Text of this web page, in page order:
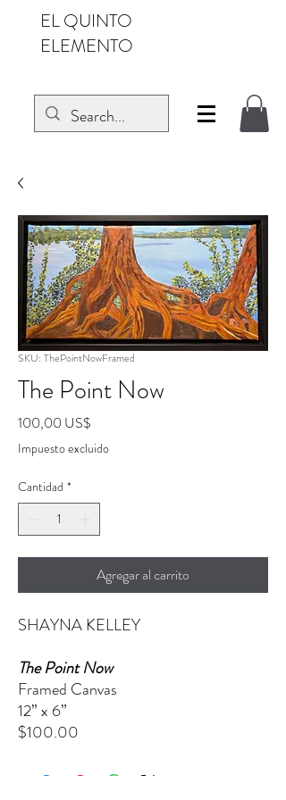
EL QUINTO
ELEMENTO
SKU: ThePointNowFramed
The Point Now
100,00 US$
Impuesto excluido
Cantidad *
Agregar al carrito
SHAYNA KELLEY
The Point Now
Framed Canvas
12” x 6”
$100.00